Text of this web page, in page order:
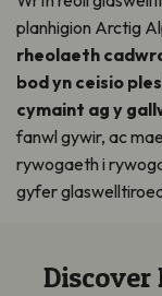
planhigion Arctig
rheolaeth
bod yn ceisio
cymaint ag y
fanwl gywir, ac
rywogaeth i
gyfer
Discover